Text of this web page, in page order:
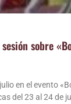
sobre
en el even­to
del 23 al 24 de